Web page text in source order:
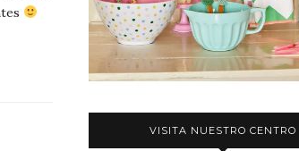
VISITA NUESTRO CENTRO